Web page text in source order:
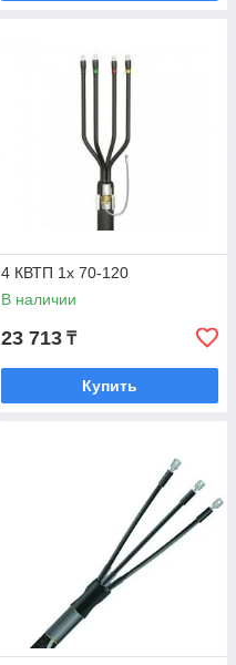
4 КВТП 1х 70-120
В наличии
23 713 ₸
Купить